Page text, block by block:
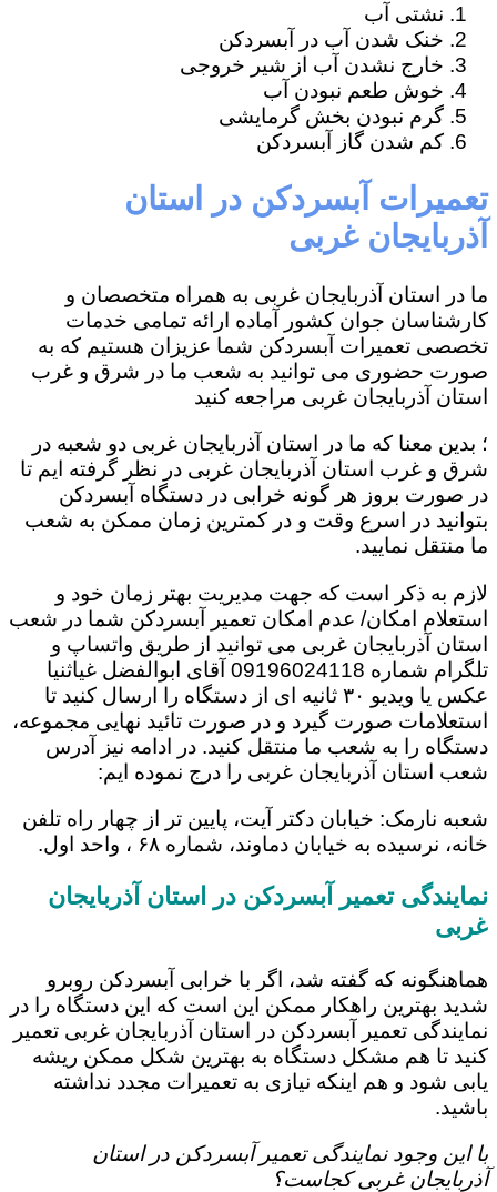
نشتی آب
خنک شدن آب در آبسردکن
خارج نشدن آب از شیر خروجی
خوش طعم نبودن آب
گرم نبودن بخش گرمایشی
کم شدن گاز آبسردکن
تعمیرات آبسردکن در استان
آذربایجان غربی
ما در استان آذربایجان غربی به همراه متخصصان و
کارشناسان جوان کشور آماده ارائه تمامی خدمات
تخصصی تعمیرات آبسردکن شما عزیزان هستیم که به
صورت حضوری می توانید به شعب ما در شرق و غرب
استان آذربایجان غربی مراجعه کنید
؛ بدین معنا که ما در استان آذربایجان غربی دو شعبه در
شرق و غرب استان آذربایجان غربی در نظر گرفته ایم تا
در صورت بروز هر گونه خرابی در دستگاه آبسردکن
بتوانید در اسرع وقت و در کمترین زمان ممکن به شعب
ما منتقل نمایید.
لازم به ذکر است که جهت مدیریت بهتر زمان خود و
استعلام امکان/ عدم امکان تعمیر آبسردکن شما در شعب
استان آذربایجان غربی می توانید از طریق واتساپ و
تلگرام شماره 09196024118 آقای ابوالفضل غیاثنیا
عکس یا ویدیو ۳۰ ثانیه ای از دستگاه را ارسال کنید تا
استعلامات صورت گیرد و در صورت تائید نهایی مجموعه،
دستگاه را به شعب ما منتقل کنید. در ادامه نیز آدرس
شعب استان آذربایجان غربی را درج نموده ایم:
شعبه نارمک: خیابان دکتر آیت، پایین تر از چهار راه تلفن
خانه، نرسیده به خیابان دماوند، شماره ۶۸ ، واحد اول.
نمایندگی تعمیر آبسردکن در استان آذربایجان
غربی
هماهنگونه که گفته شد، اگر با خرابی آبسردکن روبرو
شدید بهترین راهکار ممکن این است که این دستگاه را در
نمایندگی تعمیر آبسردکن در استان آذربایجان غربی تعمیر
کنید تا هم مشکل دستگاه به بهترین شکل ممکن ریشه
یابی شود و هم اینکه نیازی به تعمیرات مجدد نداشته
باشید.
با این وجود نمایندگی تعمیر آبسردکن در استان
آذربایجان غربی کجاست؟